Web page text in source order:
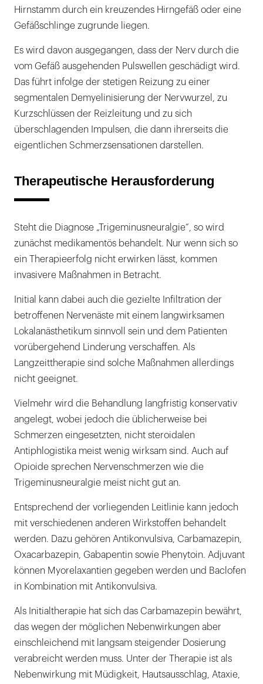
Hirnstamm durch ein kreuzendes Hirngefäß oder eine
Gefäßschlinge zugrunde liegen.
Es wird davon ausgegangen, dass der Nerv durch die
vom Gefäß ausgehenden Pulswellen geschädigt wird.
Das führt infolge der stetigen Reizung zu einer
segmentalen Demyelinisierung der Nervwurzel, zu
Kurzschlüssen der Reizleitung und zu sich
überschlagenden Impulsen, die dann ihrerseits die
eigentlichen Schmerzsensationen darstellen.
Therapeutische Herausforderung
Steht die Diagnose „Trigeminusneuralgie“, so wird
zunächst medikamentös behandelt. Nur wenn sich so
ein Therapieerfolg nicht erwirken lässt, kommen
invasivere Maßnahmen in Betracht.
Initial kann dabei auch die gezielte Infiltration der
betroffenen Nervenäste mit einem langwirksamen
Lokalanästhetikum sinnvoll sein und dem Patienten
vorübergehend Linderung verschaffen. Als
Langzeittherapie sind solche Maßnahmen allerdings
nicht geeignet.
Vielmehr wird die Behandlung langfristig konservativ
angelegt, wobei jedoch die üblicherweise bei
Schmerzen eingesetzten, nicht steroidalen
Antiphlogistika meist wenig wirksam sind. Auch auf
Opioide sprechen Nervenschmerzen wie die
Trigeminusneuralgie meist nicht gut an.
Entsprechend der vorliegenden Leitlinie kann jedoch
mit verschiedenen anderen Wirkstoffen behandelt
werden. Dazu gehören Antikonvulsiva, Carbamazepin,
Oxacarbazepin, Gabapentin sowie Phenytoin. Adjuvant
können Myorelaxantien gegeben werden und Baclofen
in Kombination mit Antikonvulsiva.
Als Initialtherapie hat sich das Carbamazepin bewährt,
das wegen der möglichen Nebenwirkungen aber
einschleichend mit langsam steigender Dosierung
verabreicht werden muss. Unter der Therapie ist als
Nebenwirkung mit Müdigkeit, Hautsausschlag, Ataxie,